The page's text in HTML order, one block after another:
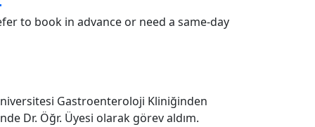
to book in advance or need a same-day
Gastroenteroloji Kliniğinden
Dr. Öğr. Üyesi olarak görev aldım.